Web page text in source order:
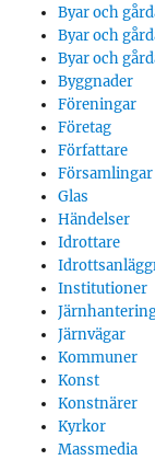
Byar och
Byar och
Byar och
Byggnader
Föreningar
Företag
Författare
Församlingar
Glas
Händelser
Idrottare
Institutioner
Järnvägar
Kommuner
Konst
Konstnärer
Kyrkor
Massmedia